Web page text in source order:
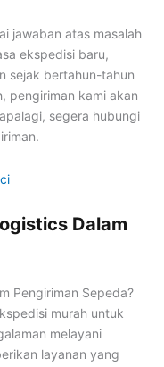
jawaban atas masalah
ekspedisi baru,
sejak bertahun-tahun
pengiriman kami akan
segera hubungi
Dalam
Pengiriman Sepeda?
murah untuk
melayani
layanan yang